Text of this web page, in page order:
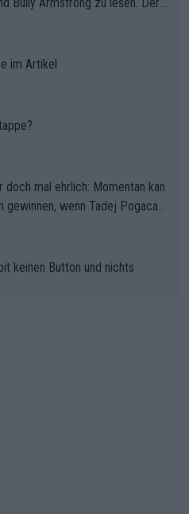
sind nun 15 Sekunden
– ein Polster, das Niewiado
der psychologische Wendep
eingehen. Wenn man bei so
Moment verpasst und der K
ist der Schaden am Ber
liegt nun das große Finale R
psychologisch Oberwasser, ab
jetzt All-In gehen. (gregman
im Artikel
mal ehrlich: Momentan kan
gewinnen, wenn Tadej Pogacar
keinen Button und nichts